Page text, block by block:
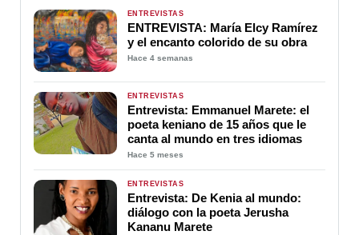
ENTREVISTAS
ENTREVISTA: María Elcy Ramírez
y el encanto colorido de su obra
Hace 4 semanas
ENTREVISTAS
Entrevista: Emmanuel Marete: el
poeta keniano de 15 años que le
canta al mundo en tres idiomas
Hace 5 meses
ENTREVISTAS
Entrevista: De Kenia al mundo:
diálogo con la poeta Jerusha
Kananu Marete